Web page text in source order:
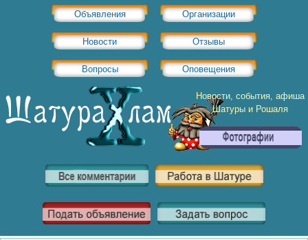
Объявления Организации
Новости Отзывы
Вопросы Оповещения
Новости, события, афиша
Шатуры и Рошаля